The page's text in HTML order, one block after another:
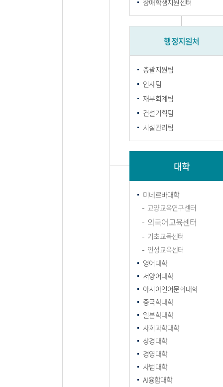
장애학생지원센터
행정지원처
총괄지원팀
인사팀
재무회계팀
건설기획팀
시설관리팀
대학
미네르바대학
교양교육연구센터
외국어교육센터
기초교육센터
인성교육센터
영어대학
서양어대학
아시아언어문화대학
중국학대학
일본학대학
사회과학대학
상경대학
경영대학
사범대학
AI융합대학